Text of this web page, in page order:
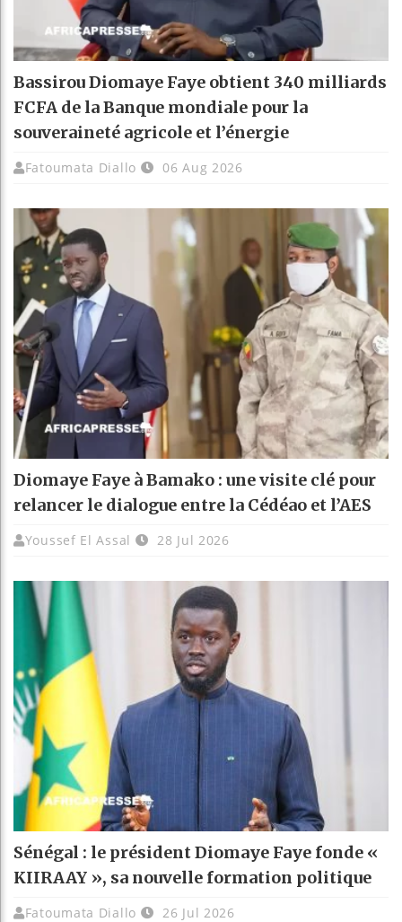
Bassirou Diomaye Faye obtient 340 milliards
FCFA de la Banque mondiale pour la
souveraineté agricole et l’énergie
Fatoumata Diallo 06 Aug 2026
Diomaye Faye à Bamako : une visite clé pour
relancer le dialogue entre la Cédéao et l’AES
Youssef El Assal 28 Jul 2026
Sénégal : le président Diomaye Faye fonde «
KIIRAAY », sa nouvelle formation politique
Fatoumata Diallo 26 Jul 2026